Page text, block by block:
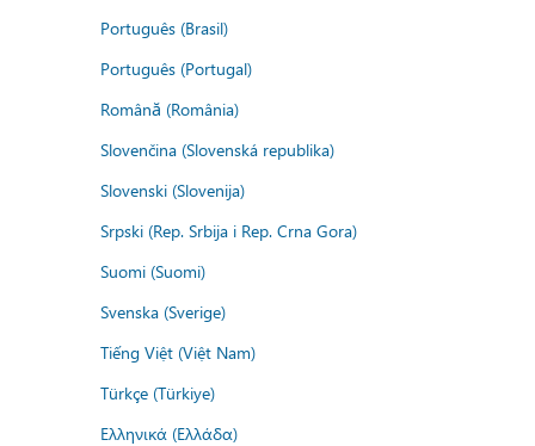
Português (Brasil)
Português (Portugal)
Română (România)
Slovenčina (Slovenská republika)
Slovenski (Slovenija)
Srpski (Rep. Srbija i Rep. Crna Gora)
Suomi (Suomi)
Svenska (Sverige)
Tiếng Việt (Việt Nam)
Türkçe (Türkiye)
Ελληνικά (Ελλάδα)